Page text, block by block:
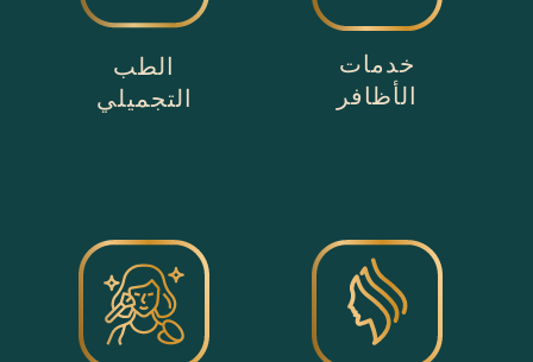
خدمات
الأظافر
الطب
التجميلي